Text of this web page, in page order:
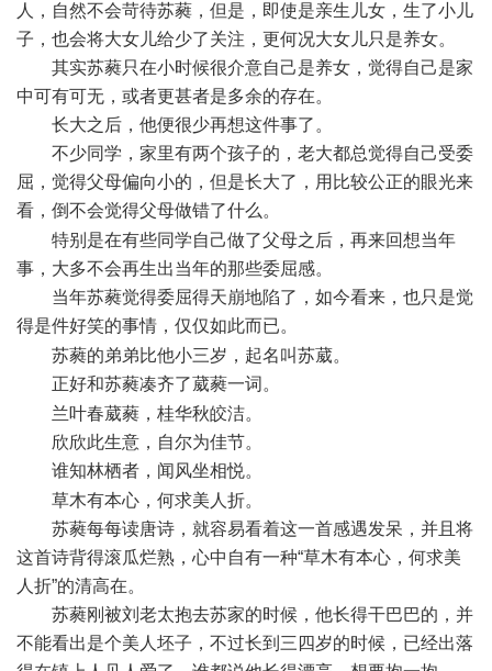
人，自然不会苛待苏蕤，但是，即使是亲生儿女，生了小儿
子，也会将大女儿给少了关注，更何况大女儿只是养女。
其实苏蕤只在小时候很介意自己是养女，觉得自己是家
中可有可无，或者更甚者是多余的存在。
长大之后，他便很少再想这件事了。
不少同学，家里有两个孩子的，老大都总觉得自己受委
屈，觉得父母偏向小的，但是长大了，用比较公正的眼光来
看，倒不会觉得父母做错了什么。
特别是在有些同学自己做了父母之后，再来回想当年
事，大多不会再生出当年的那些委屈感。
当年苏蕤觉得委屈得天崩地陷了，如今看来，也只是觉
得是件好笑的事情，仅仅如此而已。
苏蕤的弟弟比他小三岁，起名叫苏葳。
正好和苏蕤凑齐了葳蕤一词。
兰叶春葳蕤，桂华秋皎洁。
欣欣此生意，自尔为佳节。
谁知林栖者，闻风坐相悦。
草木有本心，何求美人折。
苏蕤每每读唐诗，就容易看着这一首感遇发呆，并且将
这首诗背得滚瓜烂熟，心中自有一种“草木有本心，何求美
人折”的清高在。
苏蕤刚被刘老太抱去苏家的时候，他长得干巴巴的，并
不能看出是个美人坯子，不过长到三四岁的时候，已经出落